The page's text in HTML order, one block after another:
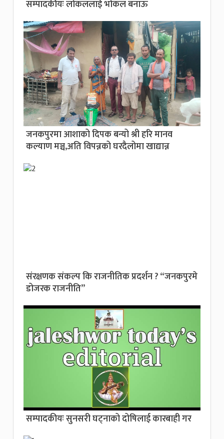
सम्पादकीयः लोकललाई भोकल बनाऊ
जनकपुरमा आशाको दिपक बन्यो श्री हरि मानव
कल्याण मञ्च,अति विपन्नको घरदैलोमा खाद्यान्न
संरक्षणक संकल्प कि राजनीतिक प्रदर्शन ? “जनकपुरमे
डोजरक राजनीति”
सम्पादकीयः सुनसरी घट्नाको दोषिलाई कारबाही गर